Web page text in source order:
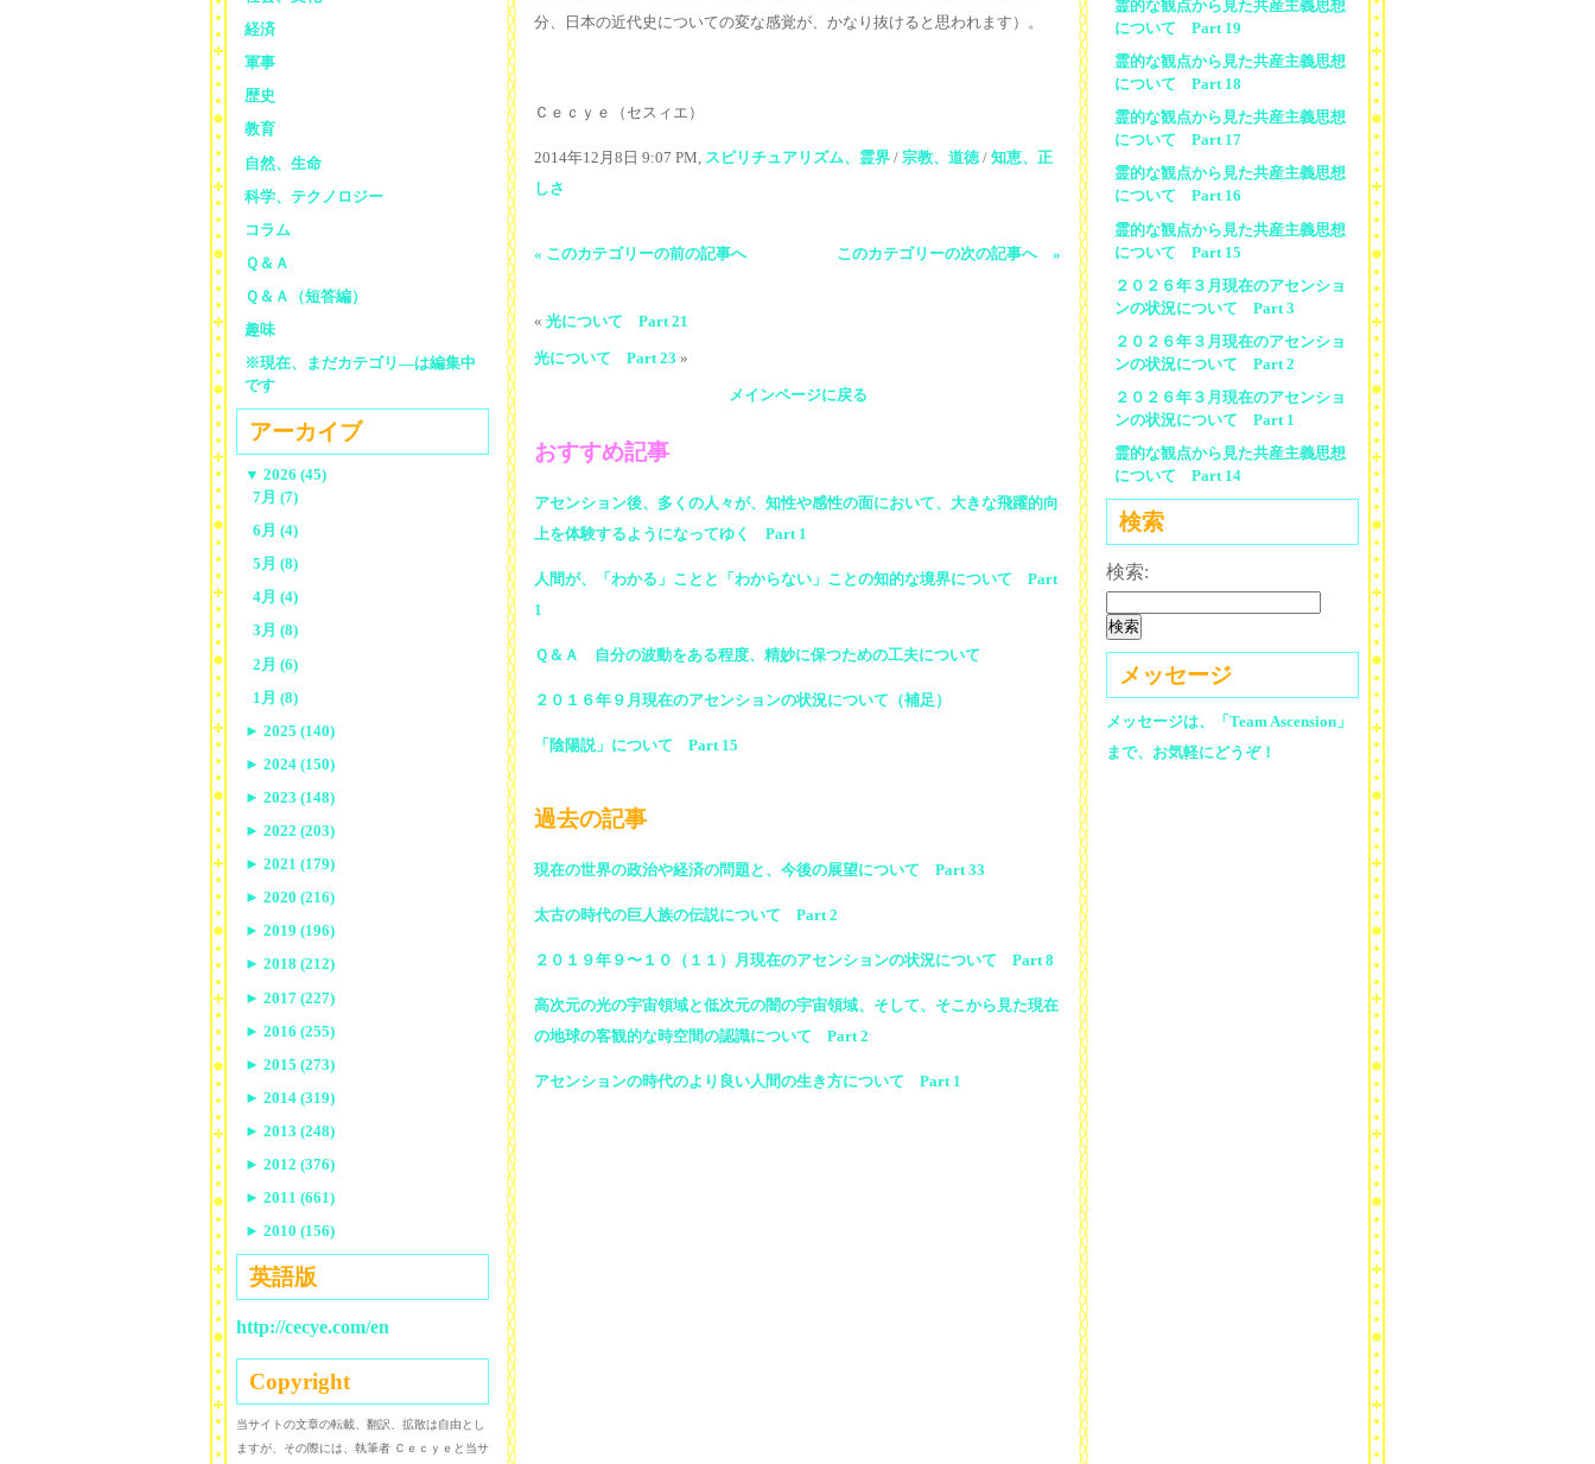
分、日本の近代史についての変な感覚が、かなり抜けると思われます）。
Ｃｅｃｙｅ（セスィエ）
2014年12月8日 9:07 PM, スピリチュアリズム、霊界 / 宗教、道徳 / 知恵、正
しさ
« このカテゴリーの前の記事へ このカテゴリーの次の記事へ »
« 光について Part 21
光について Part 23 »
メインページに戻る
おすすめ記事
アセンション後、多くの人々が、知性や感性の面において、大きな飛躍的向
上を体験するようになってゆく Part 1
人間が、「わかる」ことと「わからない」ことの知的な境界について Part
1
Ｑ＆Ａ 自分の波動をある程度、精妙に保つための工夫について
２０１６年９月現在のアセンションの状況について（補足）
「陰陽説」について Part 15
過去の記事
現在の世界の政治や経済の問題と、今後の展望について Part 33
太古の時代の巨人族の伝説について Part 2
２０１９年９〜１０（１１）月現在のアセンションの状況について Part 8
高次元の光の宇宙領域と低次元の闇の宇宙領域、そして、そこから見た現在
の地球の客観的な時空間の認識について Part 2
アセンションの時代のより良い人間の生き方について Part 1
霊的な観点から見た共産主義思想
について Part 19
霊的な観点から見た共産主義思想
について Part 18
霊的な観点から見た共産主義思想
について Part 17
霊的な観点から見た共産主義思想
について Part 16
霊的な観点から見た共産主義思想
について Part 15
２０２６年３月現在のアセンショ
ンの状況について Part 3
２０２６年３月現在のアセンショ
ンの状況について Part 2
２０２６年３月現在のアセンショ
ンの状況について Part 1
霊的な観点から見た共産主義思想
について Part 14
検索
検索:
メッセージ
メッセージは、「Team Ascension」
まで、お気軽にどうぞ！
経済
軍事
歴史
教育
自然、生命
科学、テクノロジー
コラム
Ｑ＆Ａ
Ｑ＆Ａ（短答編）
趣味
※現在、まだカテゴリ—は編集中
です
アーカイブ
▼ 2026 (45)
7月 (7)
6月 (4)
5月 (8)
4月 (4)
3月 (8)
2月 (6)
1月 (8)
► 2025 (140)
► 2024 (150)
► 2023 (148)
► 2022 (203)
► 2021 (179)
► 2020 (216)
► 2019 (196)
► 2018 (212)
► 2017 (227)
► 2016 (255)
► 2015 (273)
► 2014 (319)
► 2013 (248)
► 2012 (376)
► 2011 (661)
► 2010 (156)
英語版
http://cecye.com/en
Copyright
当サイトの文章の転載、翻訳、拡散は自由とし
ますが、その際には、執筆者 Ｃｅｃｙｅと当サ